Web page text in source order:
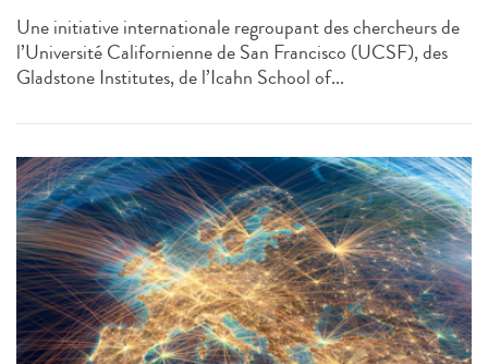
Une initiative internationale regroupant des chercheurs de
l’Université Californienne de San Francisco (UCSF), des
Gladstone Institutes, de l’Icahn School of...